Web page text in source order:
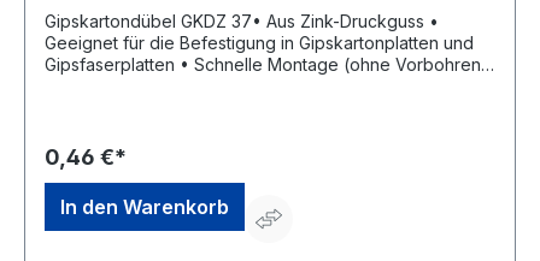
Gipskartondübel GKDZ 37• Aus Zink-Druckguss •
Geeignet für die Befestigung in Gipskartonplatten und
Gipsfaserplatten • Schnelle Montage (ohne Vorbohren)
schraubt sie sich einfach durch die
DübelspitzeHersteller: CELO Befestigungssysteme
GmbH, Industriestrasse 6, 86551 Aichach, DE,
+498251904850, info@apolofixing.com
0,46 €*
In den Warenkorb